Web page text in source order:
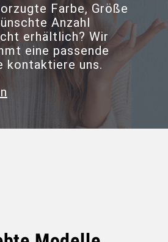
Farbe, Größe
Anzahl
erhältlich? Wir
eine passende
kontaktiere uns.